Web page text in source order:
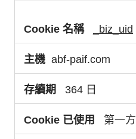
_biz_uid
abf-paif.com
364 日
第一方